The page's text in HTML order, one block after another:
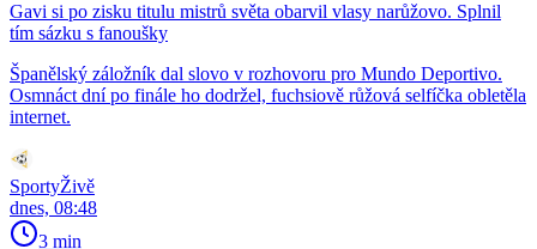
Gavi si po zisku titulu mistrů světa obarvil vlasy narůžovo. Splnil
tím sázku s fanoušky
Španělský záložník dal slovo v rozhovoru pro Mundo Deportivo.
Osmnáct dní po finále ho dodržel, fuchsiově růžová selfíčka obletěla
internet.
SportyŽivě
dnes, 08:48
3 min